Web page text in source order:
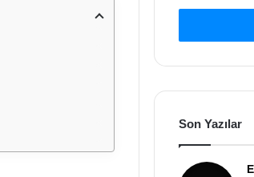
Son Yazılar